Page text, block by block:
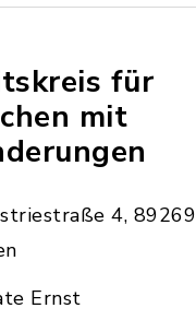
für
mit
4, 89269
Ernst